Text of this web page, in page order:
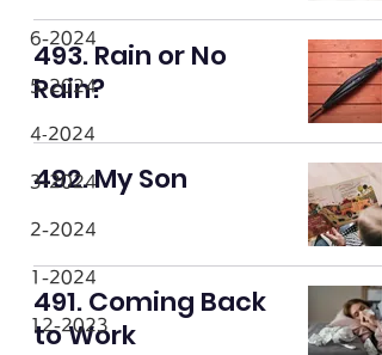
6-2024
5-2024
4‐2024
3-2024
2-2024
1-2024
12-2023
493. Rain or No
Rain?
492. My Son
491. Coming Back
to Work